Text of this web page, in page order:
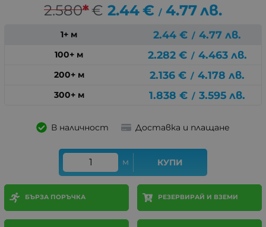
2.580*€ 2.44€ / 4.77лв.
1+ м 2.44 € / 4.77 лв.
100+ м 2.282 € / 4.463 лв.
200+ м 2.136 € / 4.178 лв.
300+ м 1.838 € / 3.595 лв.
В наличност Доставка и плащане
м КУПИ
БЪРЗА ПОРЪЧКА РЕЗЕРВИРАЙ И ВЗЕМИ